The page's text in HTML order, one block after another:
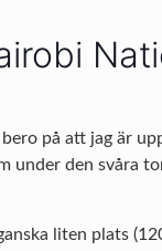
på att jag är
under den svåra
liten plats